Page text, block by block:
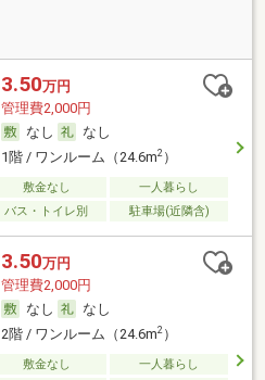
3.50万円
管理費2,000円
なし
なし
1階 / ワンルーム（24.6m2）
敷金なし
一人暮らし
バス・トイレ別 駐車場(近隣含)
3.50万円
管理費2,000円
なし
なし
2階 / ワンルーム（24.6m2）
敷金なし
一人暮らし